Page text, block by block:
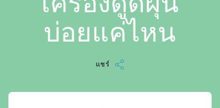
บ่อยแค่ไหน
แชร์